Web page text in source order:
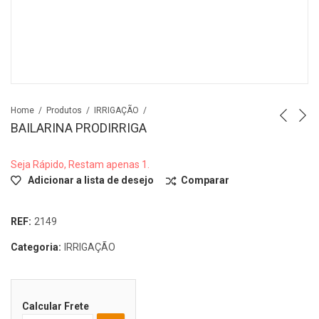
Home Produtos IRRIGAÇÃO
BAILARINA PRODIRRIGA
Seja Rápido, Restam apenas 1.
Adicionar a lista de desejo
Comparar
REF: 2149
Categoria: IRRIGAÇÃO
Calcular Frete